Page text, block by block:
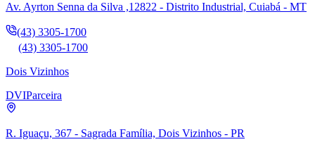
Av. Ayrton Senna da Silva ,12822 - Distrito Industrial, Cuiabá - MT
(43) 3305-1700
(43) 3305-1700
Dois Vizinhos
DVIParceira
R. Iguaçu, 367 - Sagrada Família, Dois Vizinhos - PR